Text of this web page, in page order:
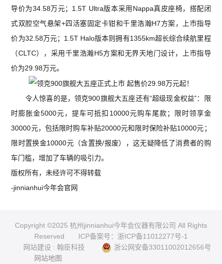
导价为34.58万元；1.5T Ultra版本采用Nappa真皮座椅，搭配闭
式双腔空气悬架+四活塞固定卡钳和千里浩瀚H7方案，上市指导
价为32.58万元；1.5T Halo版本则拥有1355km超长综合续航里程
（CLTC），采用千里浩瀚H5方案和无界天地门设计，上市指导
价为29.98万元。
令人惊喜的是，领克900旗舰大五座还有“超级现金权益”：限
时膨胀金5000元，提车可抵扣10000元购车尾款；限时领享金
30000元，包括限时购车补贴20000元和限时保险补贴10000元；
限时置换金10000元（含置换/报废），这无疑降低了消费者的购
车门槛，增加了车辆的吸引力。
版权所有，未经许可不得转载
-jinnianhui今年会官网
Copyright ©2025 杭州jinnianhui今年会仪器有限公司 All Rights
Reserved
ICP备案号：浙ICP备11012277号-1
浙公网安备33011002012656号
网站建设 : 翰臣科技
网站地图